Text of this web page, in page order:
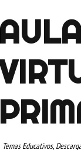
AULA
Temas Educativos,